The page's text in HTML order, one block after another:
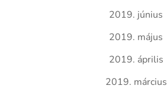
2019. június
2019. május
2019. április
2019. március